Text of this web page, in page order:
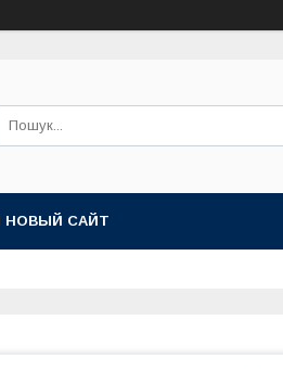
НОВЫЙ САЙТ